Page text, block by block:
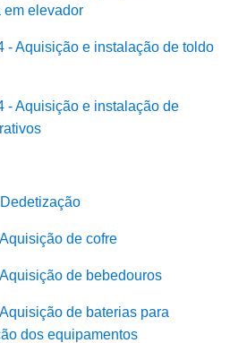
em elevador
- Aquisição e instalação de toldo
- Aquisição e instalação de
de cofre
de bebedouros
de baterias para
dos equipamentos